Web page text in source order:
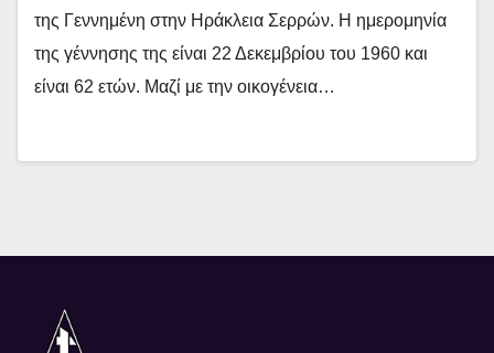
της Γεννημένη στην Ηράκλεια Σερρών. Η ημερομηνία
της γέννησης της είναι 22 Δεκεμβρίου του 1960 και
είναι 62 ετών. Μαζί με την οικογένεια…